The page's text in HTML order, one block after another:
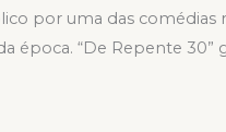
por uma das comédias
época. “De Repente 30”